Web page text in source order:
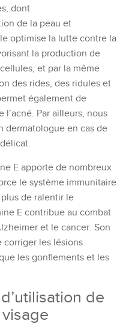
dont
de la peau et
optimise la lutte contre la
la production de
, et par la même
des rides, des ridules et
également de
l’acné. Par ailleurs, nous
dermatologue en cas de
délicat.
E apporte de nombreux
le système immunitaire
de ralentir le
E contribue au combat
et le cancer. Son
corriger les lésions
les gonflements et les
de